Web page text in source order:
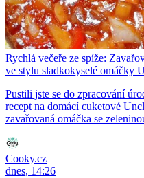
Rychlá večeře ze spíže:
ve stylu sladkokyselé omáčky
Pustili jste se do zpracování
recept na domácí cuketové
zavařovaná omáčka se
Cooky.cz
dnes, 14:26